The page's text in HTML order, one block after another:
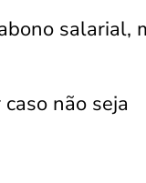
salarial,
não seja